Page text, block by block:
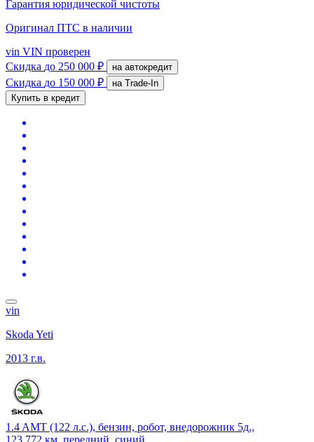
Гарантия юридической чистоты
Оригинал ПТС в наличии
vin VIN проверен
Скидка до 250 000 ₽ на автокредит
Скидка до 150 000 ₽
на Trade-In
Купить в кредит
vin
Skoda Yeti
2013 г.в.
1.4 AMT (122 л.с.), бензин, робот, внедорожник 5д.,
123 772 км, передний, синий